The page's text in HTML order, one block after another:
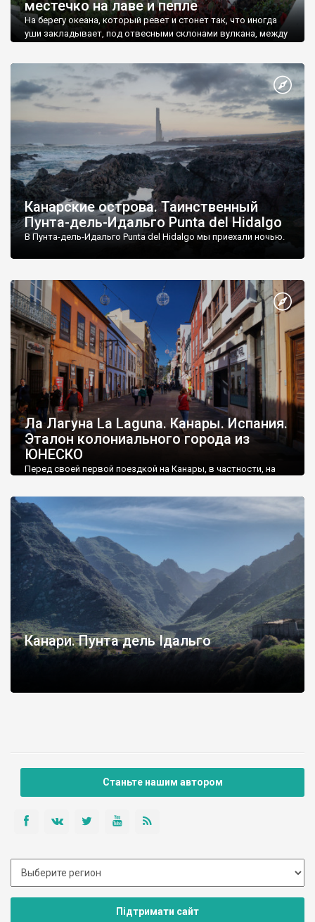
местечко на лаве и пепле
На берегу океана, который ревет и стонет так, что иногда
уши закладывает, под отвесными склонами вулкана, между
Канарские острова. Таинственный
Пунта-дель-Идальго Punta del Hidalgo
В Пунта-дель-Идальго Punta del Hidalgo мы приехали ночью.
Ла Лагуна La Laguna. Канары. Испания.
Эталон колониального города из
ЮНЕСКО
Перед своей первой поездкой на Канары, в частности, на
природы.
Канари. Пунта дель Ідальго
Станьте нашим автором
Підтримати сайт